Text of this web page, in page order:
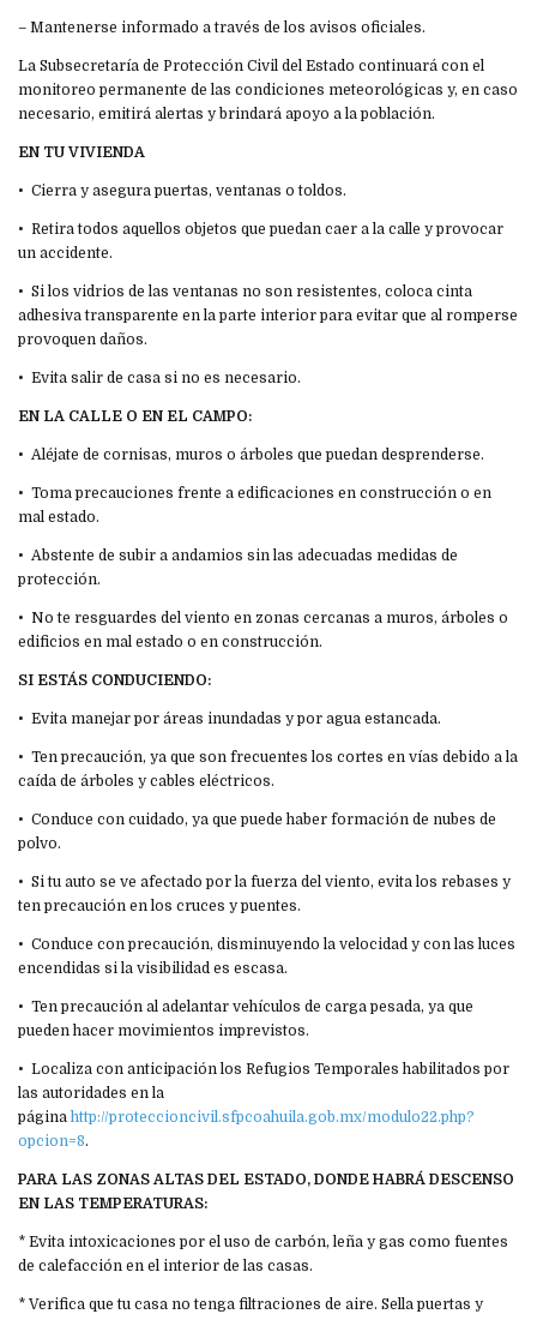
– Mantenerse informado a través de los avisos oficiales.
La Subsecretaría de Protección Civil del Estado continuará con el
monitoreo permanente de las condiciones meteorológicas y, en caso
necesario, emitirá alertas y brindará apoyo a la población.
EN TU VIVIENDA
•⁠ ⁠Cierra y asegura puertas, ventanas o toldos.
•⁠ ⁠Retira todos aquellos objetos que puedan caer a la calle y provocar
un accidente.
•⁠ ⁠Si los vidrios de las ventanas no son resistentes, coloca cinta
adhesiva transparente en la parte interior para evitar que al romperse
provoquen daños.
•⁠ ⁠Evita salir de casa si no es necesario.
EN LA CALLE O EN EL CAMPO:
•⁠ ⁠Aléjate de cornisas, muros o árboles que puedan desprenderse.
•⁠ ⁠Toma precauciones frente a edificaciones en construcción o en
mal estado.
•⁠ ⁠Abstente de subir a andamios sin las adecuadas medidas de
protección.
•⁠ ⁠No te resguardes del viento en zonas cercanas a muros, árboles o
edificios en mal estado o en construcción.
SI ESTÁS CONDUCIENDO:
•⁠ ⁠Evita manejar por áreas inundadas y por agua estancada.
•⁠ ⁠Ten precaución, ya que son frecuentes los cortes en vías debido a la
caída de árboles y cables eléctricos.
•⁠ ⁠Conduce con cuidado, ya que puede haber formación de nubes de
polvo.
•⁠ ⁠Si tu auto se ve afectado por la fuerza del viento, evita los rebases y
ten precaución en los cruces y puentes.
•⁠ ⁠Conduce con precaución, disminuyendo la velocidad y con las luces
encendidas si la visibilidad es escasa.
•⁠ ⁠Ten precaución al adelantar vehículos de carga pesada, ya que
pueden hacer movimientos imprevistos.
•⁠ ⁠Localiza con anticipación los Refugios Temporales habilitados por
las autoridades en la
página http://proteccioncivil.sfpcoahuila.gob.mx/modulo22.php?
opcion=8.
PARA LAS ZONAS ALTAS DEL ESTADO, DONDE HABRÁ DESCENSO
EN LAS TEMPERATURAS:
* Evita intoxicaciones por el uso de carbón, leña y gas como fuentes
de calefacción en el interior de las casas.
* Verifica que tu casa no tenga filtraciones de aire. Sella puertas y